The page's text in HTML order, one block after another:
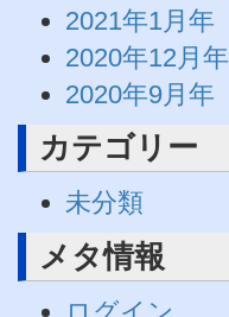
2021年1月年
2020年12月年
2020年9月年
カテゴリー
未分類
メタ情報